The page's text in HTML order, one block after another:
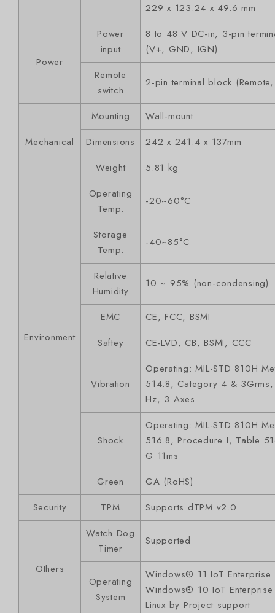
229 x 123.24 x 49.6 mm
Power
Power
input
8 to 48 V DC-in, 3-pin
(V+, GND, IGN)
Remote
switch
2-pin terminal block
Mechanical
Mounting
Wall-mount
Dimensions
242 x 241.4 x 137mm
Weight
5.81 kg
Environment
Operating
Temp.
-20~60°C
Storage
Temp.
-40~85°C
Relative
Humidity
10 ~ 95% (non-condensing)
EMC
CE, FCC, BSMI
Saftey
CE-LVD, CB, BSMI, CCC
Vibration
Operating: MIL-STD 810H
514.8, Category 4 &
Hz, 3 Axes
Shock
Operating: MIL-STD 810H
516.8, Procedure I, Table
G 11ms
Green
GA (RoHS)
Security
TPM Supports dTPM v2.0
Others
Watch Dog
Timer
Supported
Operating
System
Windows® 11 IoT
Windows® 10 IoT
Linux by Project support